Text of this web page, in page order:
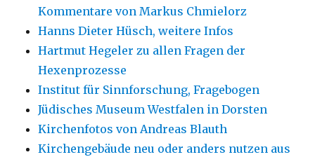
Kommentare von Markus Chmielorz
Hanns Dieter Hüsch, weitere Infos
Hartmut Hegeler zu allen Fragen der
Hexenprozesse
Institut für Sinnforschung, Fragebogen
Jüdisches Museum Westfalen in Dorsten
Kirchenfotos von Andreas Blauth
Kirchengebäude neu oder anders nutzen aus